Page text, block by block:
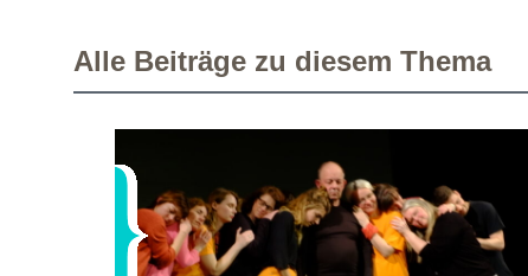
Alle Beiträge zu diesem Thema